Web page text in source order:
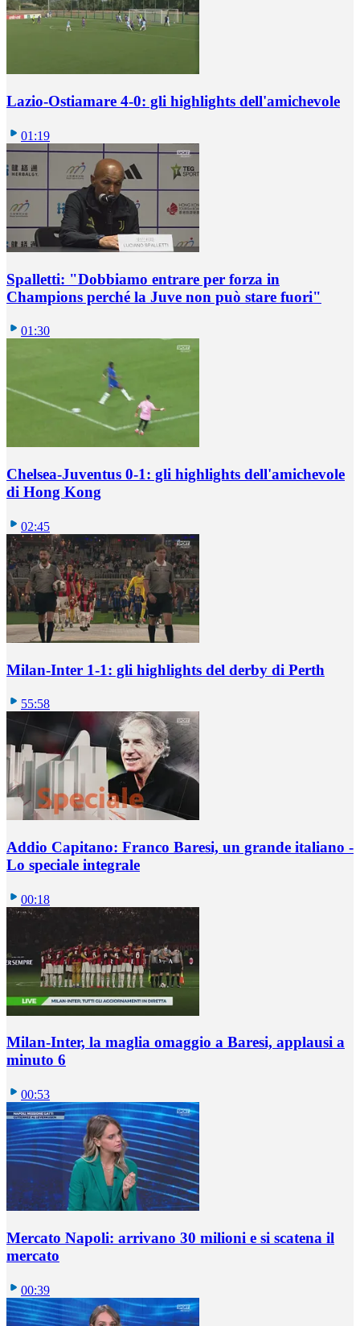
Lazio-Ostiamare 4-0: gli highlights dell'amichevole
01:19
Spalletti: "Dobbiamo entrare per forza in
Champions perché la Juve non può stare fuori"
01:30
Chelsea-Juventus 0-1: gli highlights dell'amichevole
di Hong Kong
02:45
Milan-Inter 1-1: gli highlights del derby di Perth
55:58
Addio Capitano: Franco Baresi, un grande italiano -
Lo speciale integrale
00:18
Milan-Inter, la maglia omaggio a Baresi, applausi a
minuto 6
00:53
Mercato Napoli: arrivano 30 milioni e si scatena il
mercato
00:39